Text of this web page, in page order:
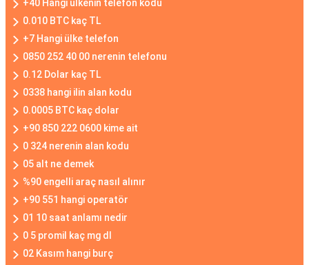
+40 Hangi ülkenin telefon kodu
0.010 BTC kaç TL
+7 Hangi ülke telefon
0850 252 40 00 nerenin telefonu
0.12 Dolar kaç TL
0338 hangi ilin alan kodu
0.0005 BTC kaç dolar
+90 850 222 0600 kime ait
0 324 nerenin alan kodu
05 alt ne demek
%90 engelli araç nasıl alınır
+90 551 hangi operatör
01 10 saat anlamı nedir
0 5 promil kaç mg dl
02 Kasım hangi burç